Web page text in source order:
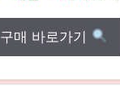
구매 바로가기